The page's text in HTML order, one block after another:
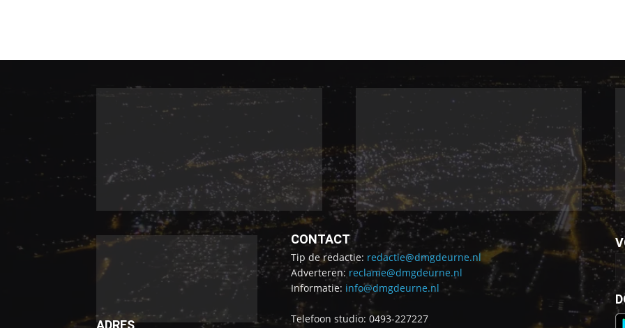
CONTACT
Tip de redactie: redactie@dmgdeurne.nl
Adverteren: reclame@dmgdeurne.nl
Informatie: info@dmgdeurne.nl
Telefoon studio: 0493-227227